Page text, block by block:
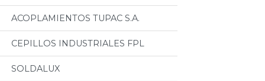
ACOPLAMIENTOS TUPAC S.A.
CEPILLOS INDUSTRIALES FPL
SOLDALUX